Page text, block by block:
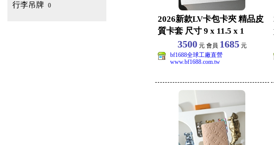
行李吊牌 0
2026新款LV卡包卡夾 精品皮
質卡套 尺寸 9 x 11.5 x 1
3500元 會員 1685元
bf1688全球工廠直營
www.bf1688.com.tw